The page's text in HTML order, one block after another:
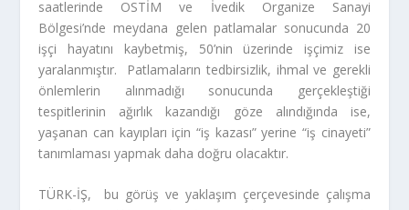
saatlerinde OSTİM ve İvedik Organize Sanayi
Bölgesi’nde meydana gelen patlamalar sonucunda 20
işçi hayatını kaybetmiş, 50’nin üzerinde işçimiz ise
yaralanmıştır. Patlamaların tedbirsizlik, ihmal ve gerekli
önlemlerin alınmadığı sonucunda gerçekleştiği
tespitlerinin ağırlık kazandığı göze alındığında ise,
yaşanan can kayıpları için “iş kazası” yerine “iş cinayeti”
tanımlaması yapmak daha doğru olacaktır.
TÜRK-İŞ, bu görüş ve yaklaşım çerçevesinde çalışma